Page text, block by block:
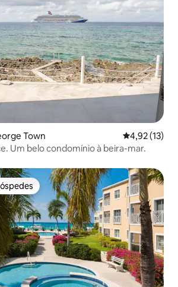
Town 4,92 de uma
4,92 (13)
Um belo condomínio à beira-mar.
preferidos dos hóspedes